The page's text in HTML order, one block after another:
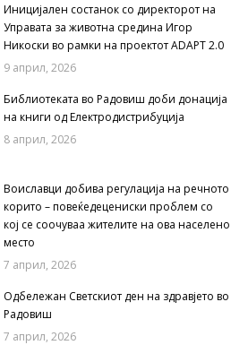
Иницијален состанок со директорот на
Управата за животна средина Игор
Никоски во рамки на проектот ADAPT 2.0
9 април, 2026
Библиотеката во Радовиш доби донација
на книги од Електродистрибуција
8 април, 2026
Воиславци добива регулација на речното
корито – повеќедецениски проблем со
кој се соочуваа жителите на ова населено
место
7 април, 2026
Одбележан Светскиот ден на здравјето во
Радовиш
7 април, 2026